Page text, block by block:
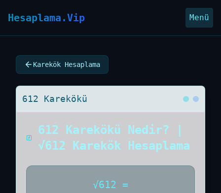
Hesaplama.Vip Menü
Karekök Hesaplama
612 Karekökü
612 Karekökü Nedir? |
√612 Karekök Hesaplama
√612 =